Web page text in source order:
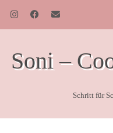
Soni –
Schritt für